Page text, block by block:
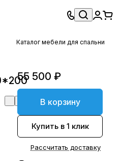
Каталог мебели для спальни
55 500 ₽
В корзину
Купить в 1 клик
Рассчитать доставку